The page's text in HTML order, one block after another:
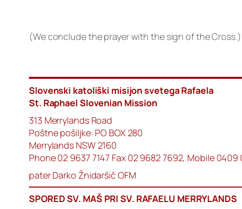
(We conclude the prayer with the sign of the Cross.)
Slovenski katoliški misijon svetega Rafaela
St. Raphael Slovenian Mission
313 Merrylands Road
Poštne pošiljke: PO BOX 280
Merrylands NSW 2160
Phone 02 9637 7147 Fax 02 9682 7692, Mobile 0409
pater Darko Žnidaršič OFM
SPORED SV. MAŠ PRI SV. RAFAELU MERRYLANDS